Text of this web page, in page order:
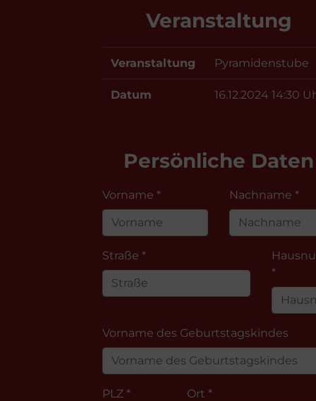
Veranstaltung
Veranstaltung Pyramidenstube
Datum 16.12.2024 14:30
Persönliche Daten
Vorname * Nachname *
Straße *
*
Vorname des Geburtstagskindes
PLZ * Ort *